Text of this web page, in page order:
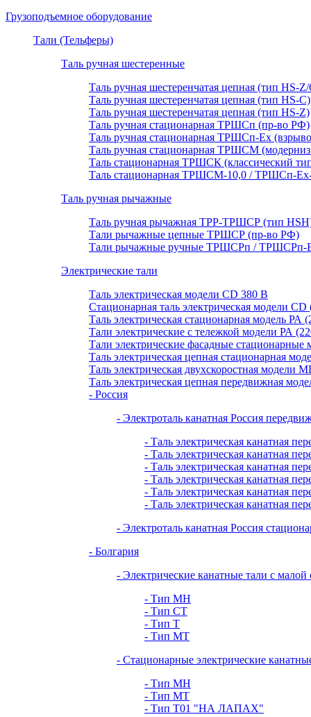
Грузоподъемное оборудование
Тали (Тельферы)
Таль ручная шестеренные
Таль ручная шестеренчатая цепная (тип HS-
Таль ручная шестеренчатая цепная (тип HS-C)
Таль ручная шестеренчатая цепная (тип HS-Z)
Таль ручная стационарная ТРШСп (пр-во РФ)
Таль ручная стационарная ТРШСп-Ех
Таль ручная стационарная ТРШСМ
Таль стационарная ТРШСК (классический
Таль стационарная ТРШСМ-10,0 / ТРШСп-
Таль ручная рычажные
Таль ручная рычажная ТРР-ТРШСР (тип
Тали рычажные цепные ТРШСР (пр-во РФ)
Тали рычажные ручные ТРШСРп / ТРШСРп-
Электрические тали
Таль электрическая модели CD 380 В
Стационарная таль электрическая модели
Таль электрическая стационарная модель РА
Тали электрические с тележкой модели РА
Тали электрические фасадные стационарные
Таль электрическая цепная стационарная
Таль электрическая двухскоростная модели
Таль электрическая цепная передвижная
- Россия
- Электроталь канатная Россия
- Таль электрическая канатная
- Таль электрическая канатная
- Таль электрическая канатная
- Таль электрическая канатная
- Таль электрическая канатная
- Таль электрическая канатная
- Электроталь канатная Россия
- Болгария
- Электрические канатные тали с малой
- Тип МН
- Тип СТ
- Тип Т
- Тип МТ
- Стационарные электрические
- Тип МН
- Тип МТ
- Тип Т01 "НА ЛАПАХ"